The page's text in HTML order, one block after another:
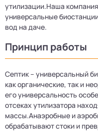
утилизации.Наша
универсальные
вод на даче.
Принцип работы
Септик – универсальный
как органические, так и
его универсальность
отсеках утилизатора
массы.Анаэробные и
обрабатывают стоки и